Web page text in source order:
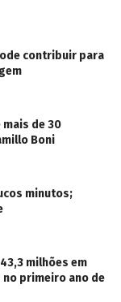
contribuir para
mais de 30
Boni
minutos;
milhões em
no primeiro ano de